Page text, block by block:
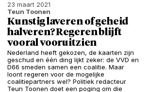
23 maart 2021
Teun Toonen
Kunstig laveren of geheid
halveren? Regeren blijft
vooral vooruitzien
Nederland heeft gekozen, de kaarten zijn
geschud en één ding lijkt zeker: de VVD en
D66 smeden samen een coalitie. Maar
loont regeren voor de mogelijke
coalitiepartners wel? Politiek redacteur
Teun Toonen doet een poging om die